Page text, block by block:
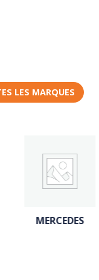
LES MARQUES
MERCEDES